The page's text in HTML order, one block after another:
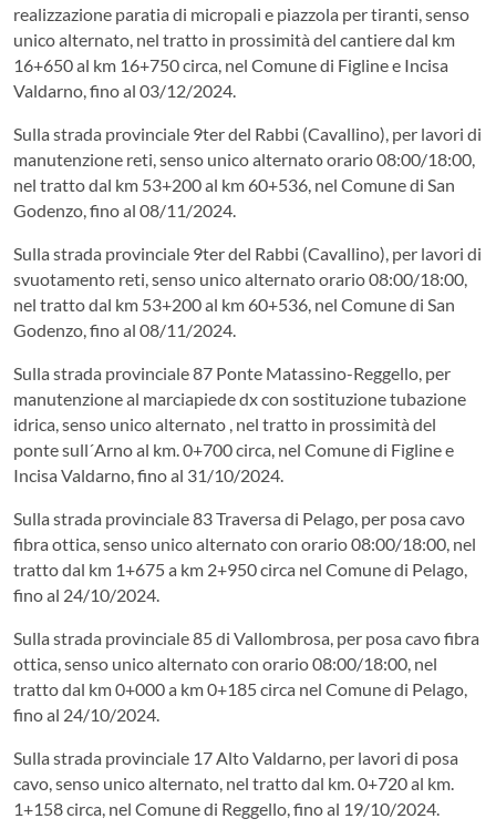
realizzazione paratia di micropali e piazzola per tiranti, senso
unico alternato, nel tratto in prossimità del cantiere dal km
16+650 al km 16+750 circa, nel Comune di Figline e Incisa
Valdarno, fino al 03/12/2024.
Sulla strada provinciale 9ter del Rabbi (Cavallino), per lavori di
manutenzione reti, senso unico alternato orario 08:00/18:00,
nel tratto dal km 53+200 al km 60+536, nel Comune di San
Godenzo, fino al 08/11/2024.
Sulla strada provinciale 9ter del Rabbi (Cavallino), per lavori di
svuotamento reti, senso unico alternato orario 08:00/18:00,
nel tratto dal km 53+200 al km 60+536, nel Comune di San
Godenzo, fino al 08/11/2024.
Sulla strada provinciale 87 Ponte Matassino-Reggello, per
manutenzione al marciapiede dx con sostituzione tubazione
idrica, senso unico alternato , nel tratto in prossimità del
ponte sull´Arno al km. 0+700 circa, nel Comune di Figline e
Incisa Valdarno, fino al 31/10/2024.
Sulla strada provinciale 83 Traversa di Pelago, per posa cavo
fibra ottica, senso unico alternato con orario 08:00/18:00, nel
tratto dal km 1+675 a km 2+950 circa nel Comune di Pelago,
fino al 24/10/2024.
Sulla strada provinciale 85 di Vallombrosa, per posa cavo fibra
ottica, senso unico alternato con orario 08:00/18:00, nel
tratto dal km 0+000 a km 0+185 circa nel Comune di Pelago,
fino al 24/10/2024.
Sulla strada provinciale 17 Alto Valdarno, per lavori di posa
cavo, senso unico alternato, nel tratto dal km. 0+720 al km.
1+158 circa, nel Comune di Reggello, fino al 19/10/2024.